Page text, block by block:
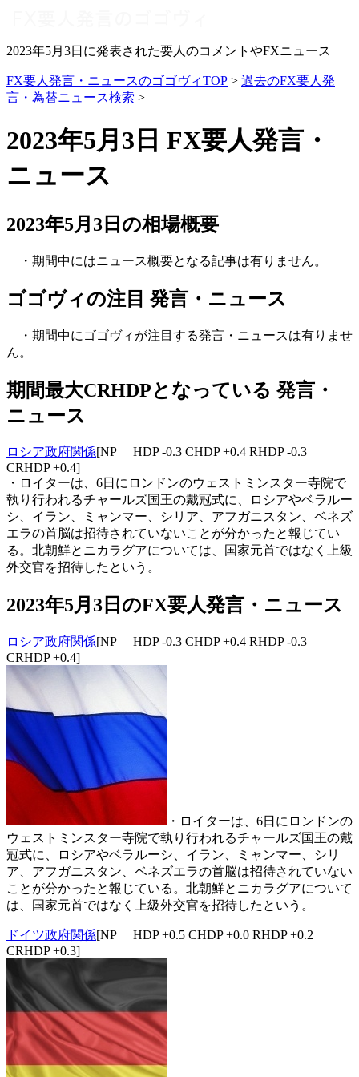
2023年5月3日に発表された要人のコメントやFXニュース
FX要人発言・ニュースのゴゴヴィTOP > 過去のFX要人発
言・為替ニュース検索 >
2023年5月3日 FX要人発言・
ニュース
2023年5月3日の相場概要
・期間中にはニュース概要となる記事は有りません。
ゴゴヴィの注目 発言・ニュース
・期間中にゴゴヴィが注目する発言・ニュースは有りませ
ん。
期間最大CRHDPとなっている 発言・
ニュース
ロシア政府関係[NP HDP -0.3 CHDP +0.4 RHDP -0.3
CRHDP +0.4]
・ロイターは、6日にロンドンのウェストミンスター寺院で
執り行われるチャールズ国王の戴冠式に、ロシアやベラルー
シ、イラン、ミャンマー、シリア、アフガニスタン、ベネズ
エラの首脳は招待されていないことが分かったと報じてい
る。北朝鮮とニカラグアについては、国家元首ではなく上級
外交官を招待したという。
2023年5月3日のFX要人発言・ニュース
ロシア政府関係[NP HDP -0.3 CHDP +0.4 RHDP -0.3
CRHDP +0.4]
・ロイターは、6日にロンドンの
ウェストミンスター寺院で執り行われるチャールズ国王の戴
冠式に、ロシアやベラルーシ、イラン、ミャンマー、シリ
ア、アフガニスタン、ベネズエラの首脳は招待されていない
ことが分かったと報じている。北朝鮮とニカラグアについて
は、国家元首ではなく上級外交官を招待したという。
ドイツ政府関係[NP HDP +0.5 CHDP +0.0 RHDP +0.2
CRHDP +0.3]